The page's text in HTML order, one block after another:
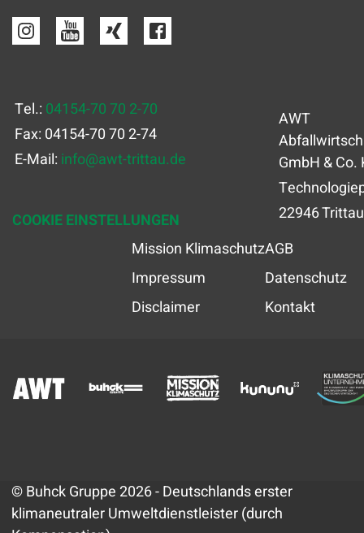
Tel.: 04154-70 70 2-70
Fax: 04154-70 70 2-74
E-Mail: info@awt-trittau.de
COOKIE EINSTELLUNGEN
AWT
GmbH & Co.
22946 Trittau
Mission Klimaschutz
Impressum
Disclaimer
AGB
Datenschutz
Kontakt
© Buhck Gruppe 2026 - Deutschlands erster
klimaneutraler Umweltdienstleister (durch